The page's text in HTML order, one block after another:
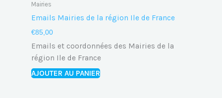
Mairies
Emails Mairies de la région Ile de France
€85,00
Emails et coordonnées des Mairies de la
région Ile de France
AJOUTER AU PANIER